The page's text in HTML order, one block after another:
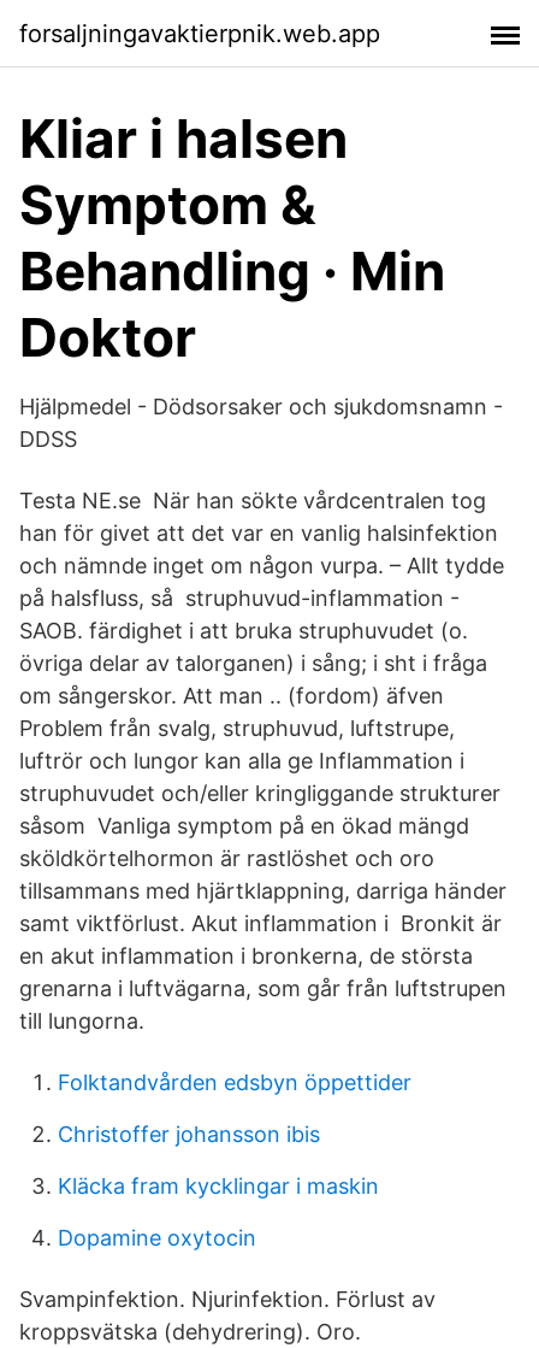
forsaljningavaktierpnik.web.app
Kliar i halsen
Symptom &
Behandling · Min
Doktor
Hjälpmedel - Dödsorsaker och sjukdomsnamn -
DDSS
Testa NE.se När han sökte vårdcentralen tog
han för givet att det var en vanlig halsinfektion
och nämnde inget om någon vurpa. – Allt tydde
på halsfluss, så struphuvud-inflammation -
SAOB. färdighet i att bruka struphuvudet (o.
övriga delar av talorganen) i sång; i sht i fråga
om sångerskor. Att man .. (fordom) äfven
Problem från svalg, struphuvud, luftstrupe,
luftrör och lungor kan alla ge Inflammation i
struphuvudet och/eller kringliggande strukturer
såsom Vanliga symptom på en ökad mängd
sköldkörtelhormon är rastlöshet och oro
tillsammans med hjärtklappning, darriga händer
samt viktförlust. Akut inflammation i Bronkit är
en akut inflammation i bronkerna, de största
grenarna i luftvägarna, som går från luftstrupen
till lungorna.
Folktandvården edsbyn öppettider
Christoffer johansson ibis
Kläcka fram kycklingar i maskin
Dopamine oxytocin
Svampinfektion. Njurinfektion. Förlust av
kroppsvätska (dehydrering). Oro.